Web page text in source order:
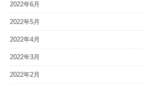
2022年6月
2022年5月
2022年4月
2022年3月
2022年2月